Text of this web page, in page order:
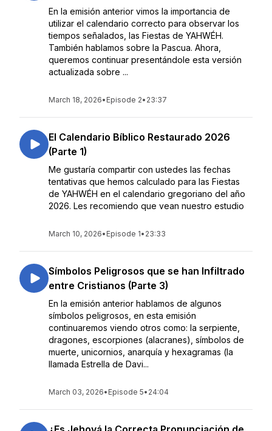
En la emisión anterior vimos la importancia de
utilizar el calendario correcto para observar los
tiempos señalados, las Fiestas de YAHWÉH.
También hablamos sobre la Pascua. Ahora,
queremos continuar presentándole esta versión
actualizada sobre ...
March 18, 2026• Episode 2• 23:37
El Calendario Bíblico Restaurado 2026
(Parte 1)
Me gustaría compartir con ustedes las fechas
tentativas que hemos calculado para las Fiestas
de YAHWÉH en el calendario gregoriano del año
2026. Les recomiendo que vean nuestro estudio
March 10, 2026• Episode 1• 23:33
Símbolos Peligrosos que se han Infiltrado
entre Cristianos (Parte 3)
En la emisión anterior hablamos de algunos
símbolos peligrosos, en esta emisión
continuaremos viendo otros como: la serpiente,
dragones, escorpiones (alacranes), símbolos de
muerte, unicornios, anarquía y hexagramas (la
llamada Estrella de Davi...
March 03, 2026• Episode 5• 24:04